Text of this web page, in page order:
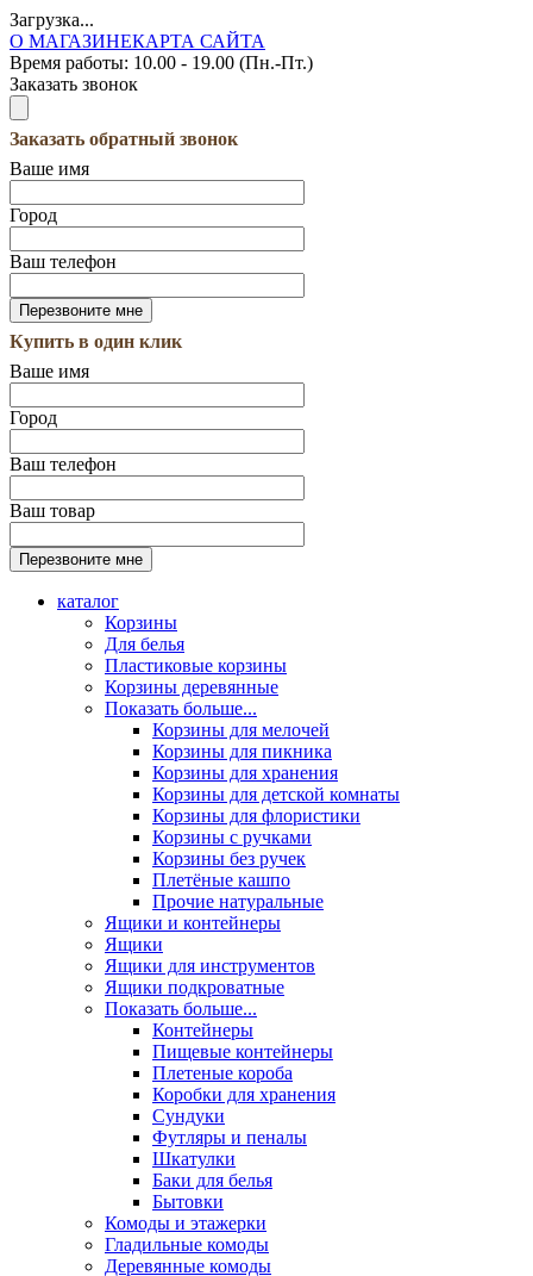
Загрузка...
О МАГАЗИНЕКАРТА САЙТА
Время работы: 10.00 - 19.00 (Пн.-Пт.)
Заказать звонок
Заказать обратный звонок
Ваше имя
Город
Ваш телефон
Купить в один клик
Ваше имя
Город
Ваш телефон
Ваш товар
каталог
Корзины
Для белья
Пластиковые корзины
Корзины деревянные
Показать больше...
Корзины для мелочей
Корзины для пикника
Корзины для хранения
Корзины для детской комнаты
Корзины для флористики
Корзины с ручками
Корзины без ручек
Плетёные кашпо
Прочие натуральные
Ящики и контейнеры
Ящики
Ящики для инструментов
Ящики подкроватные
Показать больше...
Контейнеры
Пищевые контейнеры
Плетеные короба
Коробки для хранения
Сундуки
Футляры и пеналы
Шкатулки
Баки для белья
Бытовки
Комоды и этажерки
Гладильные комоды
Деревянные комоды